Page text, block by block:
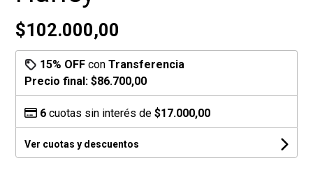
$102.000,00
15% OFF conTransferencia
Precio final:$86.700,00
6 cuotas sin interés de$17.000,00
Ver cuotas y descuentos